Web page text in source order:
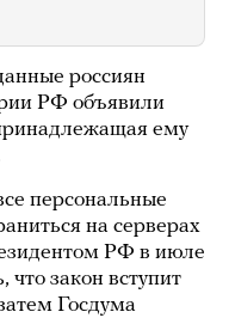
россиян
РФ объявили
ему
персональные
на серверах
РФ в июле
что закон вступит
Госдума